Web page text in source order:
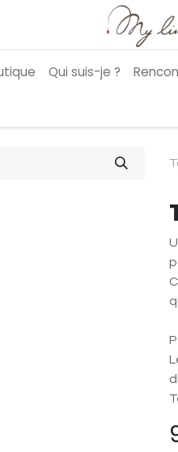
Qui suis-je ?